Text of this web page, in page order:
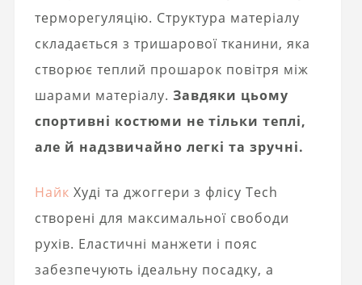
терморегуляцію. Структура матеріалу
складається з тришарової тканини, яка
створює теплий прошарок повітря між
шарами матеріалу. Завдяки цьому
спортивні костюми не тільки теплі,
але й надзвичайно легкі та зручні.
Найк Худі та джоггери з флісу Tech
створені для максимальної свободи
рухів. Еластичні манжети і пояс
забезпечують ідеальну посадку, а